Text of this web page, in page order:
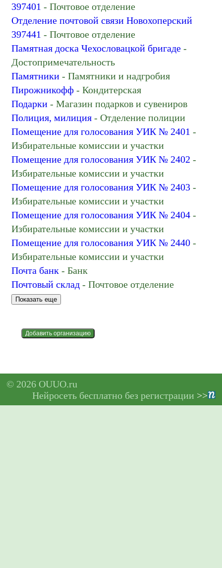
397401 - Почтовое отделение
Отделение почтовой связи Новохоперский
397441 - Почтовое отделение
Памятная доска Чехословацкой бригаде -
Достопримечательность
Памятники - Памятники и надгробия
Пирожникофф - Кондитерская
Подарки - Магазин подарков и сувениров
Полиция, милиция - Отделение полиции
Помещение для голосования УИК № 2401 -
Избирательные комиссии и участки
Помещение для голосования УИК № 2402 -
Избирательные комиссии и участки
Помещение для голосования УИК № 2403 -
Избирательные комиссии и участки
Помещение для голосования УИК № 2404 -
Избирательные комиссии и участки
Помещение для голосования УИК № 2440 -
Избирательные комиссии и участки
Почта банк - Банк
Почтовый склад - Почтовое отделение
Показать еще
Добавить организацию
© 2026 OUUO.ru
Нейросеть бесплатно без регистрации >>